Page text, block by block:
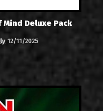
Deluxe Pack
12/11/2025